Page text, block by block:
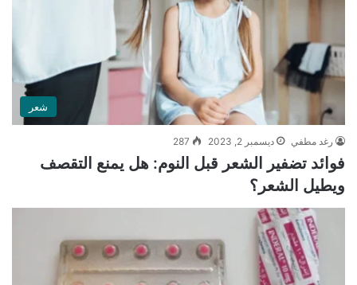
شعر
رغد مطفي ديسمبر 2, 2023 287
فوائد تضفير الشعر قبل النوم: هل يمنع التقصف
ويطيل الشعر؟